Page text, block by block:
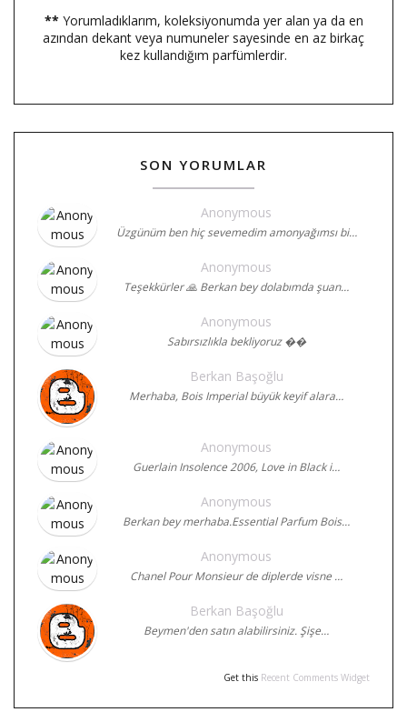
** Yorumladıklarım, koleksiyonumda yer alan ya da en
azından dekant veya numuneler sayesinde en az birkaç
kez kullandığım parfümlerdir.
SON YORUMLAR
Anonymous
Üzgünüm ben hiç sevemedim amonyağımsı bi…
Anonymous
Teşekkürler 🙏 Berkan bey dolabımda şuan…
Anonymous
Sabırsızlıkla bekliyoruz ��
Berkan Başoğlu
Merhaba, Bois Imperial büyük keyif alara…
Anonymous
Guerlain Insolence 2006, Love in Black i…
Anonymous
Berkan bey merhaba.Essential Parfum Bois…
Anonymous
Chanel Pour Monsieur de diplerde visne …
Berkan Başoğlu
Beymen'den satın alabilirsiniz. Şişe…
Get this Recent Comments Widget